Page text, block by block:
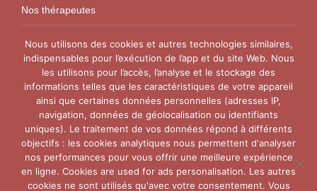
Nos thérapeutes
Nos conseillers conjugaux
Nos Centres
Centre VitaPsy Bruxelles
Nous utilisons des cookies et autres technologies similaires,
indispensables pour l’exécution de l’app et du site Web. Nous
les utilisons pour l’accès, l’analyse et le stockage des
informations telles que les caractéristiques de votre appareil
ainsi que certaines données personnelles (adresses IP,
navigation, données de géolocalisation ou identifiants
uniques). Le traitement de vos données répond à différents
objectifs : les cookies analytiques nous permettent d'analyser
nos performances pour vous offrir une meilleure expérience
en ligne. Cookies are used for ads personalisation. Les autres
cookies ne sont utilisés qu'avec votre consentement. Vous